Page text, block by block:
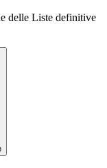
delle Liste definitive